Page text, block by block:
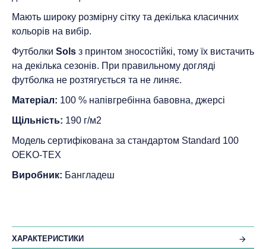
Мають широку розмірну сітку та декілька класичних
кольорів на вибір.
Футболки Sols з принтом зносостійкі, тому їх вистачить
на декілька сезонів. При правильному догляді
футболка не розтягується та не линяє.
Матеріал: 100 % напівгребінна бавовна, джерсі
Щільність: 190 г/м2
Модель сертифікована за стандартом Standard 100
ОEKO-TEX
Виробник: Бангладеш
ХАРАКТЕРИСТИКИ